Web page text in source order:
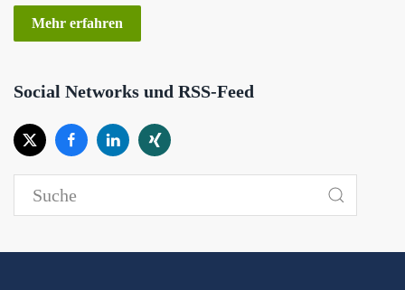
Mehr erfahren
Social Networks und RSS-Feed